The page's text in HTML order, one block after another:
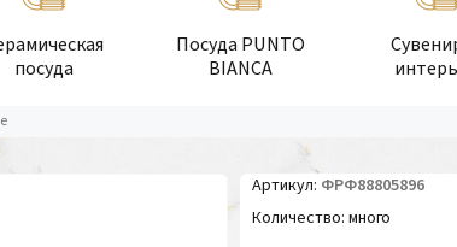
посуда
Посуда PUNTO
BIANCA
Артикул ФРФ88805896
Количество много